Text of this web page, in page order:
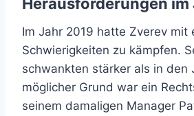
Herausforderungen im
Im Jahr 2019 hatte Zverev mit
Schwierigkeiten zu kämpfen.
schwankten stärker als in den
möglicher Grund war ein
seinem damaligen Manager